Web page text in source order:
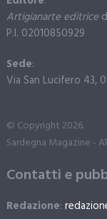
Artigianarte editrice
P.I. 02010850929
Sede:
Via San Lucifero 43,
© Copyright 2026.
Sardegna Magazine -
Contatti e
Redazione: